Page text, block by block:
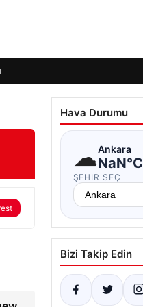
Hava Durumu
☁Ankara
NaN°C
ŞEHIR SEÇ
Bizi Takip Edin